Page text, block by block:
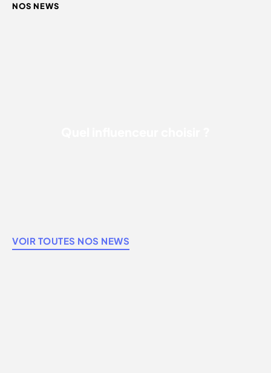
NOS NEWS
VOIR TOUTES NOS NEWS